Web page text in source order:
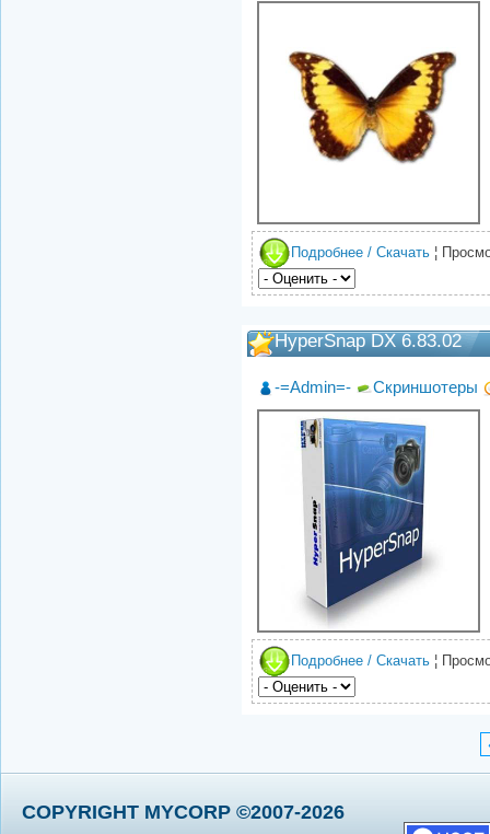
Подробнее / Скачать ¦
HyperSnap DX 6.83.02
-=Admin=- Скриншотеры
Подробнее / Скачать ¦
COPYRIGHT MYCORP ©2007-2026